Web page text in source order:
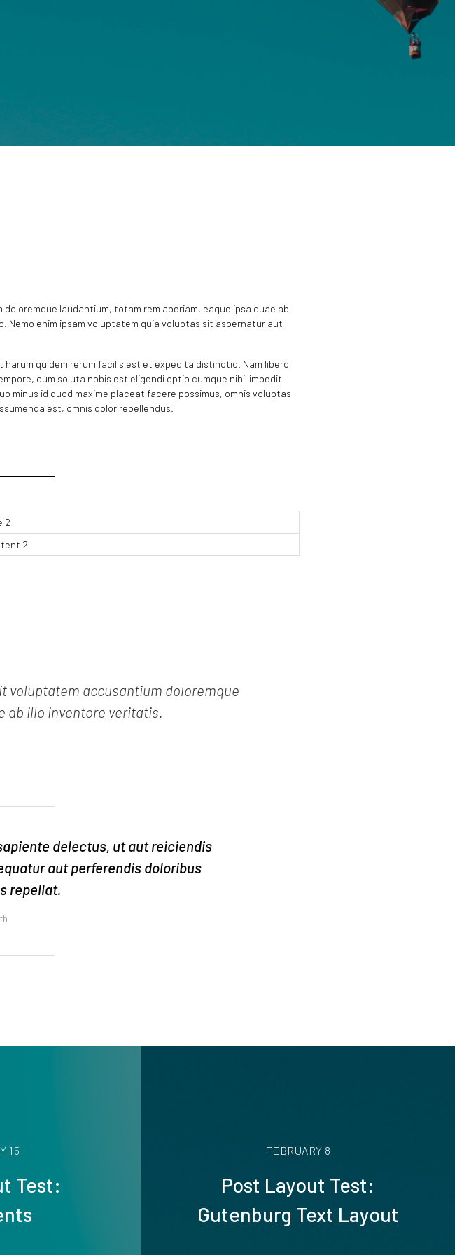
laudantium, totam rem aperiam, eaque ipsa quae ab
enim ipsam voluptatem quia voluptas sit aspernatur aut
harum quidem rerum facilis est et expedita distinctio. Nam libero
cum soluta nobis est eligendi optio cumque nihil impedit
minus id quod maxime placeat facere possimus, omnis voluptas
est, omnis dolor repellendus.
2
2
voluptatem accusantium doloremque
ab illo inventore veritatis.
delectus, ut aut reiciendis
aut perferendis doloribus
repellat.
15
Test:
FEBRUARY 8
Post Layout Test:
Gutenburg Text Layout